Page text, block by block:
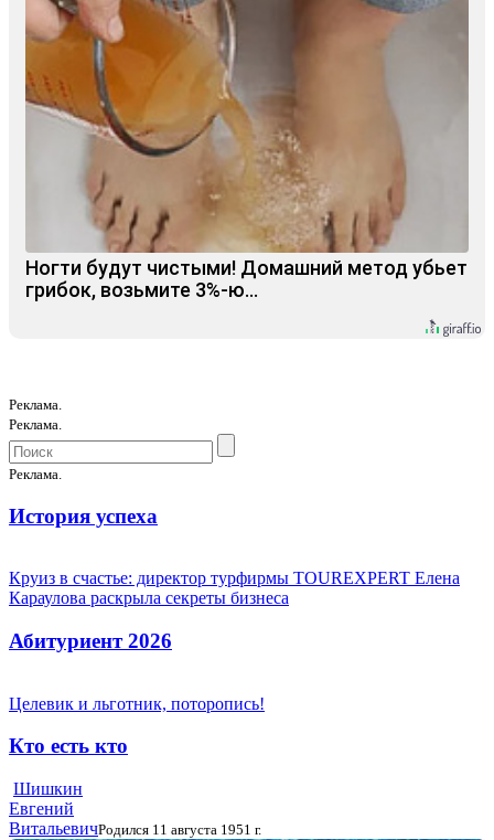
Ногти будут чистыми! Домашний метод убьет
грибок, возьмите 3%-ю…
Реклама.
Реклама.
Реклама.
История успеха
Круиз в счастье: директор турфирмы TOUREXPERT Елена
Караулова раскрыла секреты бизнеса
Абитуриент 2026
Целевик и льготник, поторопись!
Кто есть кто
Шишкин
Евгений
ВитальевичРодился 11 августа 1951 г.